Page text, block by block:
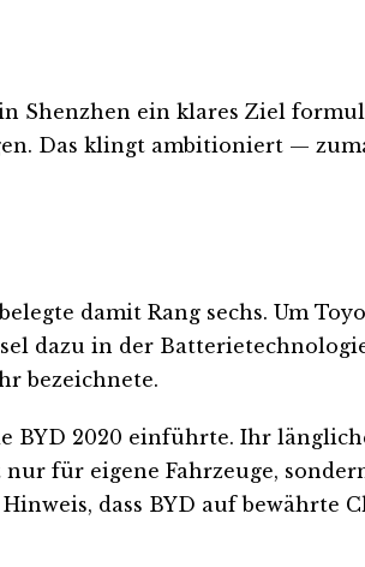
Shenzhen ein klares Ziel
Das klingt ambitioniert —
damit Rang sechs. Um
dazu in der
bezeichnete.
2020 einführte. Ihr
für eigene Fahrzeuge,
dass BYD auf bewährte